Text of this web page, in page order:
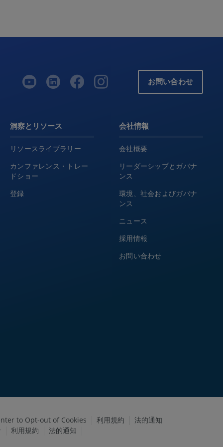
お問い合わせ
洞察とリソース
リソースライブラリー
カンファレンス・トレー
ドショー
登録
会社情報
会社概要
リーダーシップとガバナ
ンス
環境、社会およびガバナ
ンス
ニュース
採用情報
お問い合わせ
to Opt-out of Cookies 利用規約
法的通知
利用規約 法的通知